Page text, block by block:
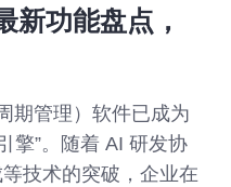
新功能盘点，
期管理）软件已成为
擎”。随着 AI 研发协
技术的突破，企业在